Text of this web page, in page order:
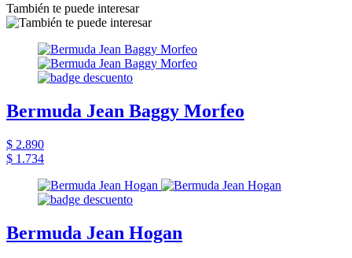
También te puede interesar
Bermuda Jean Baggy Morfeo
$ 2.890
$ 1.734
Bermuda Jean Hogan